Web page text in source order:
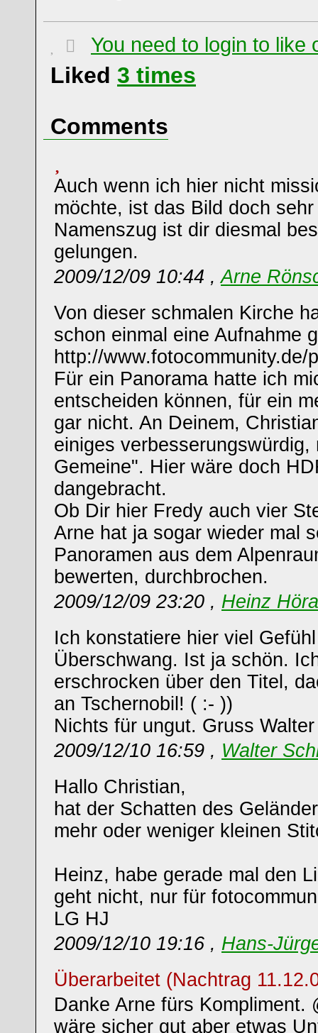
You need to login to like
Liked 3 times
Comments
Auch wenn ich hier nicht
möchte, ist das Bild doch
Namenszug ist dir diesmal
gelungen.
2009/12/09 10:44 ,Arne
Von dieser schmalen Kirche
schon einmal eine Aufnahme
http://
Für ein Panorama hatte ich
entscheiden können, für ein
gar nicht. An Deinem,
einiges verbesserungswürdig,
Gemeine". Hier wäre doch
dangebracht.
Ob Dir hier Fredy auch vier
Arne hat ja sogar wieder mal
Panoramen aus dem
bewerten, durchbrochen.
2009/12/09 23:20 , Heinz Höra
Ich konstatiere hier viel
Überschwang. Ist ja schön.
erschrocken über den Titel,
an Tschernobil! ( :- ))
Nichts für ungut. Gruss Walter
2009/12/10 16:59 , Walter
Hallo Christian,
hat der Schatten des
mehr oder weniger kleinen
Heinz, habe gerade mal den
geht nicht, nur für
LG HJ
2009/12/10 19:16 , Hans-
Überarbeitet (Nachtrag
Danke Arne fürs Kompliment.
wäre sicher gut aber etwas